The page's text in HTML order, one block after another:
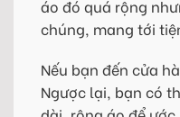
áo đó quá rộng
chúng, mang tới
Nếu bạn đến cửa
Ngược lại, bạn có